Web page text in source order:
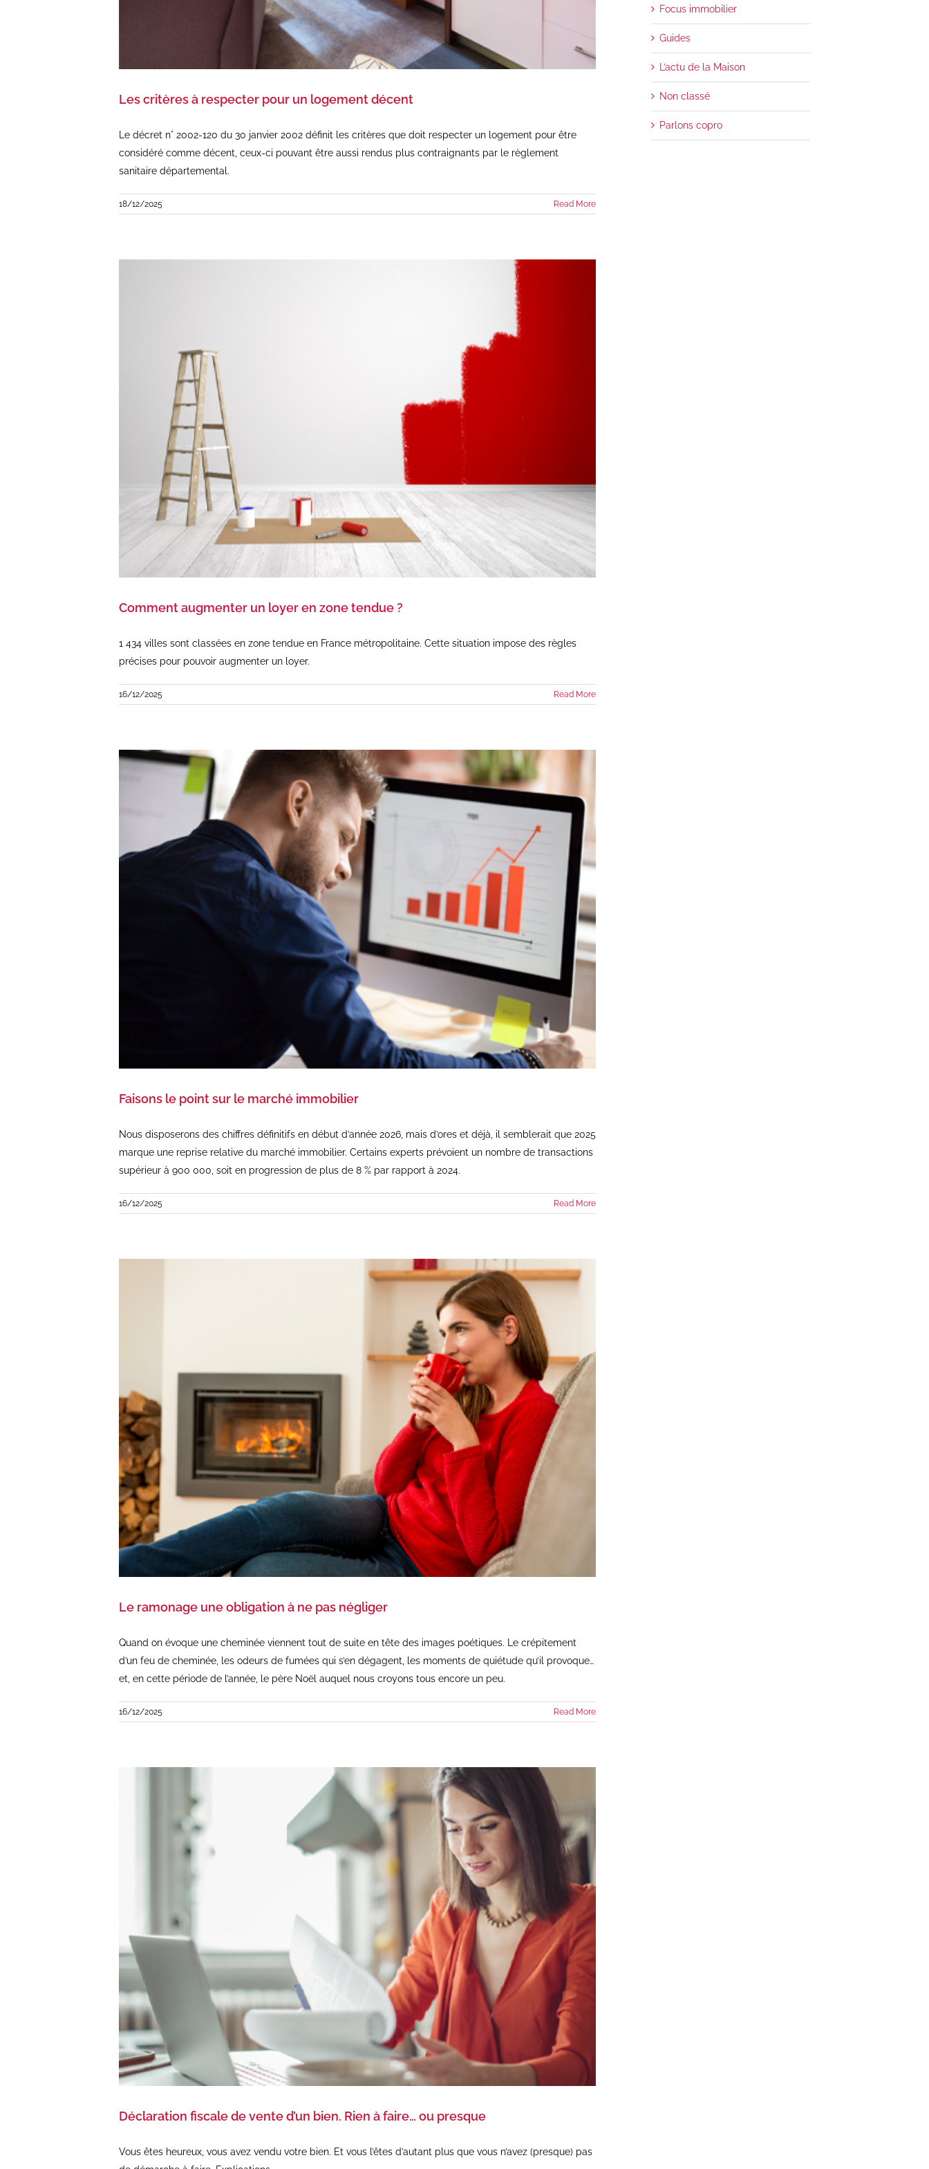
Les critères à respecter pour un logement décent
Le décret n° 2002-120 du 30 janvier 2002 définit les critères que doit respecter un logement pour être
considéré comme décent, ceux-ci pouvant être aussi rendus plus contraignants par le règlement
sanitaire départemental.
18/12/2025 Read More
Comment augmenter un loyer en zone tendue ?
1 434 villes sont classées en zone tendue en France métropolitaine. Cette situation impose des règles
précises pour pouvoir augmenter un loyer.
16/12/2025 Read More
Faisons le point sur le marché immobilier
Nous disposerons des chiffres définitifs en début d’année 2026, mais d’ores et déjà, il semblerait que 2025
marque une reprise relative du marché immobilier. Certains experts prévoient un nombre de transactions
supérieur à 900 000, soit en progression de plus de 8 % par rapport à 2024.
16/12/2025 Read More
Le ramonage une obligation à ne pas négliger
Quand on évoque une cheminée viennent tout de suite en tête des images poétiques. Le crépitement
d’un feu de cheminée, les odeurs de fumées qui s’en dégagent, les moments de quiétude qu’il provoque…
et, en cette période de l’année, le père Noël auquel nous croyons tous encore un peu.
16/12/2025 Read More
Déclaration fiscale de vente d’un bien. Rien à faire… ou presque
Vous êtes heureux, vous avez vendu votre bien. Et vous l’êtes d’autant plus que vous n’avez (presque) pas
Focus immobilier
Guides
L’actu de la Maison
Non classé
Parlons copro